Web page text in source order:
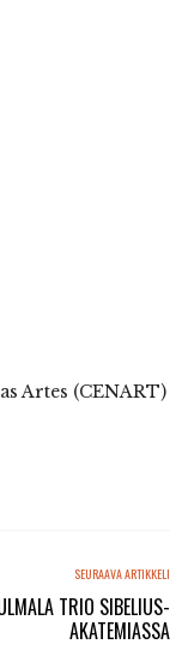
Artes (CENART)
SEURAAVA ARTIKKELI
TRIO SIBELIUS-
AKATEMIASSA